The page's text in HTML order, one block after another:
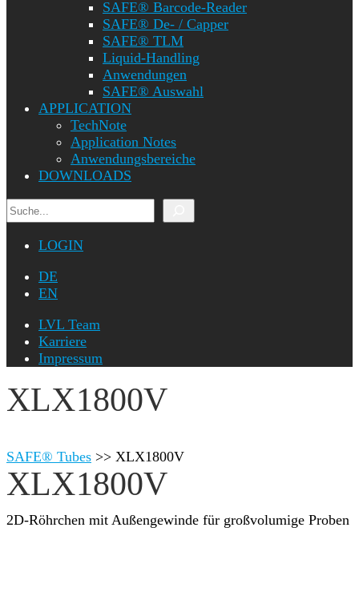
SAFE® Barcode-Reader
SAFE® De- / Capper
SAFE® TLM
Liquid-Handling
Anwendungen
SAFE® Auswahl
APPLICATION
TechNote
Application Notes
Anwendungsbereiche
DOWNLOADS
Suchen
LOGIN
DE
EN
LVL Team
Karriere
Impressum
XLX1800V
SAFE® Tubes >> XLX1800V
XLX1800V
2D-Röhrchen mit Außengewinde für großvolumige Proben